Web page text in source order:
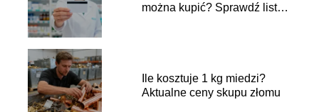
można kupić? Sprawdź listę
Ile kosztuje 1 kg miedzi?
Aktualne ceny skupu złomu